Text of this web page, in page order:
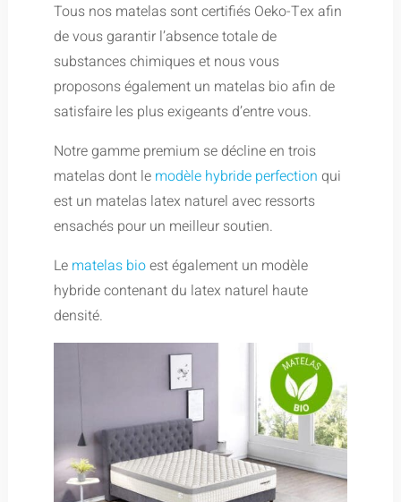
Tous nos matelas sont certifiés Oeko-Tex afin
de vous garantir l’absence totale de
substances chimiques et nous vous
proposons également un matelas bio afin de
satisfaire les plus exigeants d’entre vous.
Notre gamme premium se décline en trois
matelas dont le modèle hybride perfection qui
est un matelas latex naturel avec ressorts
ensachés pour un meilleur soutien.
Le matelas bioest également un modèle
hybride contenant du latex naturel haute
densité.